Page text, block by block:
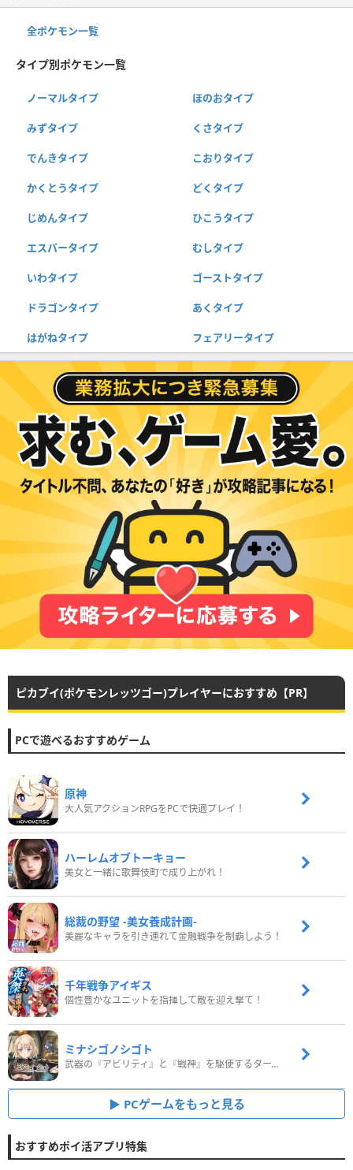
全ポケモン一覧
タイプ別ポケモン一覧
ノーマルタイプ ほのおタイプ
みずタイプ くさタイプ
でんきタイプ こおりタイプ
かくとうタイプ どくタイプ
じめんタイプ ひこうタイプ
エスパータイプ むしタイプ
いわタイプ ゴーストタイプ
ドラゴンタイプ あくタイプ
はがねタイプ フェアリータイプ
ピカブイ(ポケモンレッツゴー)プレイヤーにおすすめ【PR】
PCで遊べるおすすめゲーム
原神
大人気アクションRPGをPCで快適プレイ！
ハーレムオブトーキョー
美女と一緒に歌舞伎町で成り上がれ！
総裁の野望 -美女養成計画-
美麗なキャラを引き連れて金融戦争を制覇しよう！
千年戦争アイギス
個性豊かなユニットを指揮して敵を迎え撃て！
ミナシゴノシゴト
武器の『アビリティ』と『戦神』を駆使するターン制コマンドバトルRPG！
PCゲームをもっと見る
おすすめポイ活アプリ特集